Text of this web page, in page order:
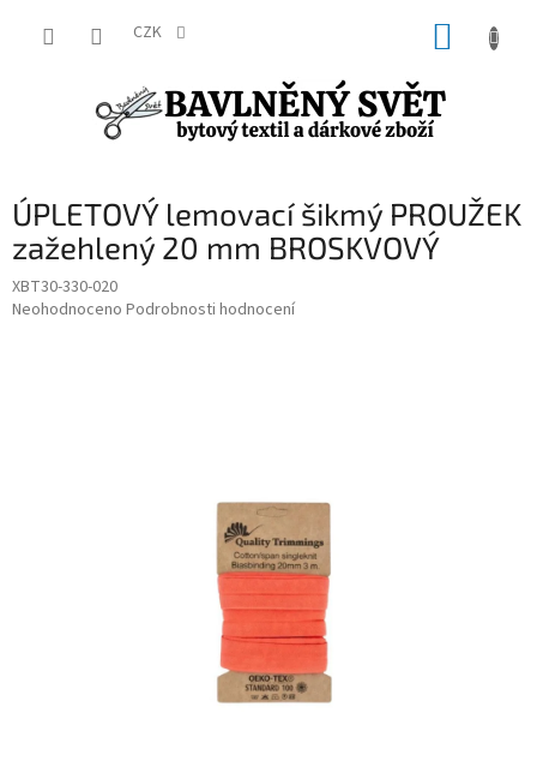
CZK
ÚPLETOVÝ lemovací šikmý PROUŽEK
zažehlený 20 mm BROSKVOVÝ
XBT30-330-020
Průměrné
Neohodnoceno Podrobnosti hodnocení